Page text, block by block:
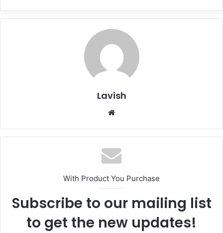
Lavish
Website
With Product You Purchase
Subscribe to our mailing list
to get the new updates!